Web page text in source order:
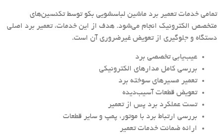
تمامی خدمات تعمیر برد ماشین لباسشویی بکو توسط تکنسین‌های
متخصص الکترونیک انجام می‌شود. هدف از این خدمات، تعمیر برد اصلی
دستگاه و جلوگیری از تعویض غیرضروری آن است.
عیب‌یابی تخصصی برد
بررسی کامل مدارهای الکترونیکی
تعمیر مسیرهای سوخته برد
تعویض قطعات آسیب‌دیده
تست عملکرد برد پس از تعمیر
بررسی ارتباط برد با موتور، پمپ و سایر قطعات
ارائه ضمانت خدمات تعمیر